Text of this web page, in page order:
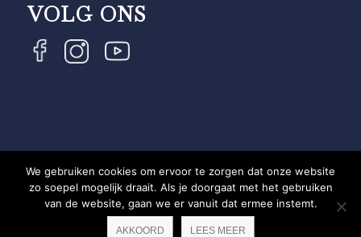
VOLG ONS
COPYRIGHT JRS - EQUESTRIAN BRAND EXPERT -
PRIVACYVERKLARING
WEBSITE DOOR NEWMORE
We gebruiken cookies om ervoor te zorgen dat onze website
zo soepel mogelijk draait. Als je doorgaat met het gebruiken
van de website, gaan we er vanuit dat ermee instemt.
AKKOORD LEES MEER